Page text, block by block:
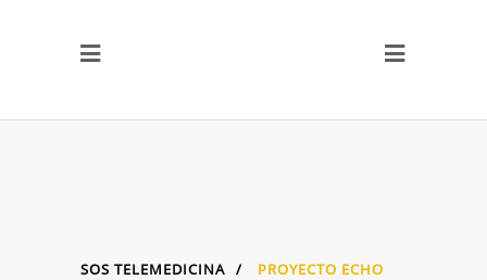
SOS TELEMEDICINA / PROYECTO ECHO